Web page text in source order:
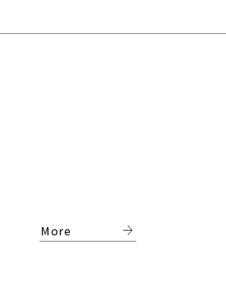
More arrow_forward